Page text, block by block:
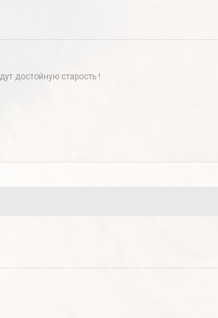
достойную старость !